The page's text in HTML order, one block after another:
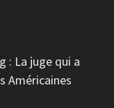
: La juge qui a
Américaines